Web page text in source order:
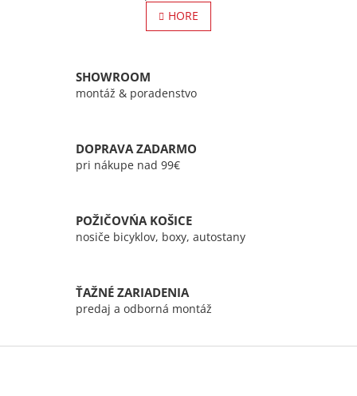
l
á
i
v
k
ý
p
i
á
n
k
n
i
HORE
SHOWROOM
montáž & poradenstvo
DOPRAVA ZADARMO
pri nákupe nad 99€
POŽIČOVŃA KOŠICE
nosiče bicyklov, boxy, autostany
ŤAŽNÉ ZARIADENIA
predaj a odborná montáž
Z